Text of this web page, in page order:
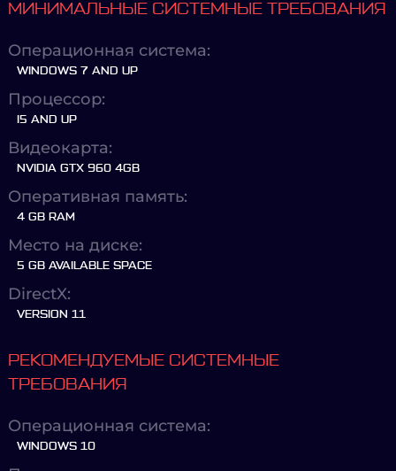
МИНИМАЛЬНЫЕ СИСТЕМНЫЕ ТРЕБОВАНИЯ
Операционная система:
WINDOWS 7 AND UP
Процессор:
I5 AND UP
Видеокарта:
NVIDIA GTX 960 4GB
Оперативная память:
4 GB RAM
Место на диске:
5 GB AVAILABLE SPACE
DirectX:
VERSION 11
РЕКОМЕНДУЕМЫЕ СИСТЕМНЫЕ
ТРЕБОВАНИЯ
Операционная система:
WINDOWS 10